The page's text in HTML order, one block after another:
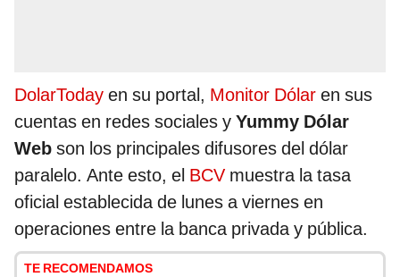
DolarToday en su portal, Monitor Dólar en sus
cuentas en redes sociales y Yummy Dólar
Web son los principales difusores del dólar
paralelo. Ante esto, el BCV muestra la tasa
oficial establecida de lunes a viernes en
operaciones entre la banca privada y pública.
TE RECOMENDAMOS